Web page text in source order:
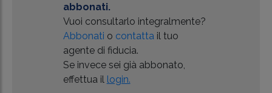
abbonati.
Vuoi consultarlo integralmente?
Abbonati o contatta il tuo
agente di fiducia.
Se invece sei già abbonato,
effettua il login.